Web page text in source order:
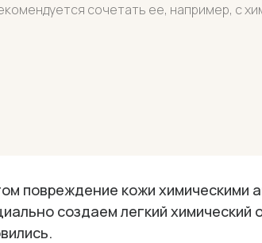
сочетать ее, например, с
повреждение кожи химическими
создаем легкий